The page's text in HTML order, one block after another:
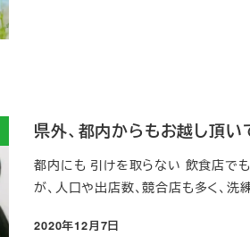
県外、都内からもお越し頂い
都内にも 引けを取らない 飲食店で
が、人口や出店数、競合店も多く、
2020年12月7日